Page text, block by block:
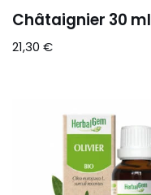
Châtaignier 30 ml
21,30 €